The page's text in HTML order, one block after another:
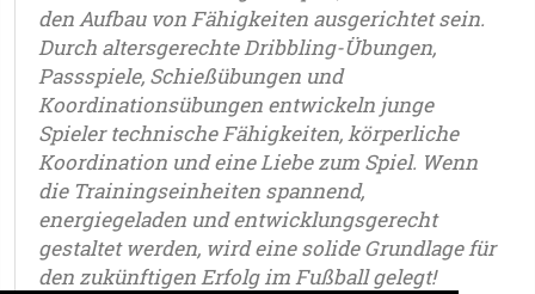
den Aufbau von Fähigkeiten ausgerichtet sein.
Durch altersgerechte Dribbling-Übungen,
Passspiele, Schießübungen und
Koordinationsübungen entwickeln junge
Spieler technische Fähigkeiten, körperliche
Koordination und eine Liebe zum Spiel. Wenn
die Trainingseinheiten spannend,
energiegeladen und entwicklungsgerecht
gestaltet werden, wird eine solide Grundlage für
den zukünftigen Erfolg im Fußball gelegt!